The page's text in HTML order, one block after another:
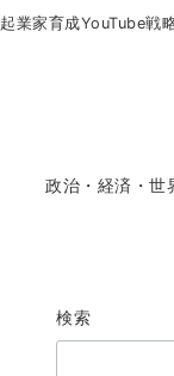
起業家育成YouTube戦
政治・経済・世
検索